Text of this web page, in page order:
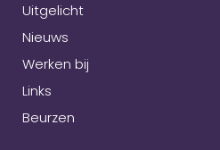
Uitgelicht
Nieuws
Werken bij
Links
Beurzen